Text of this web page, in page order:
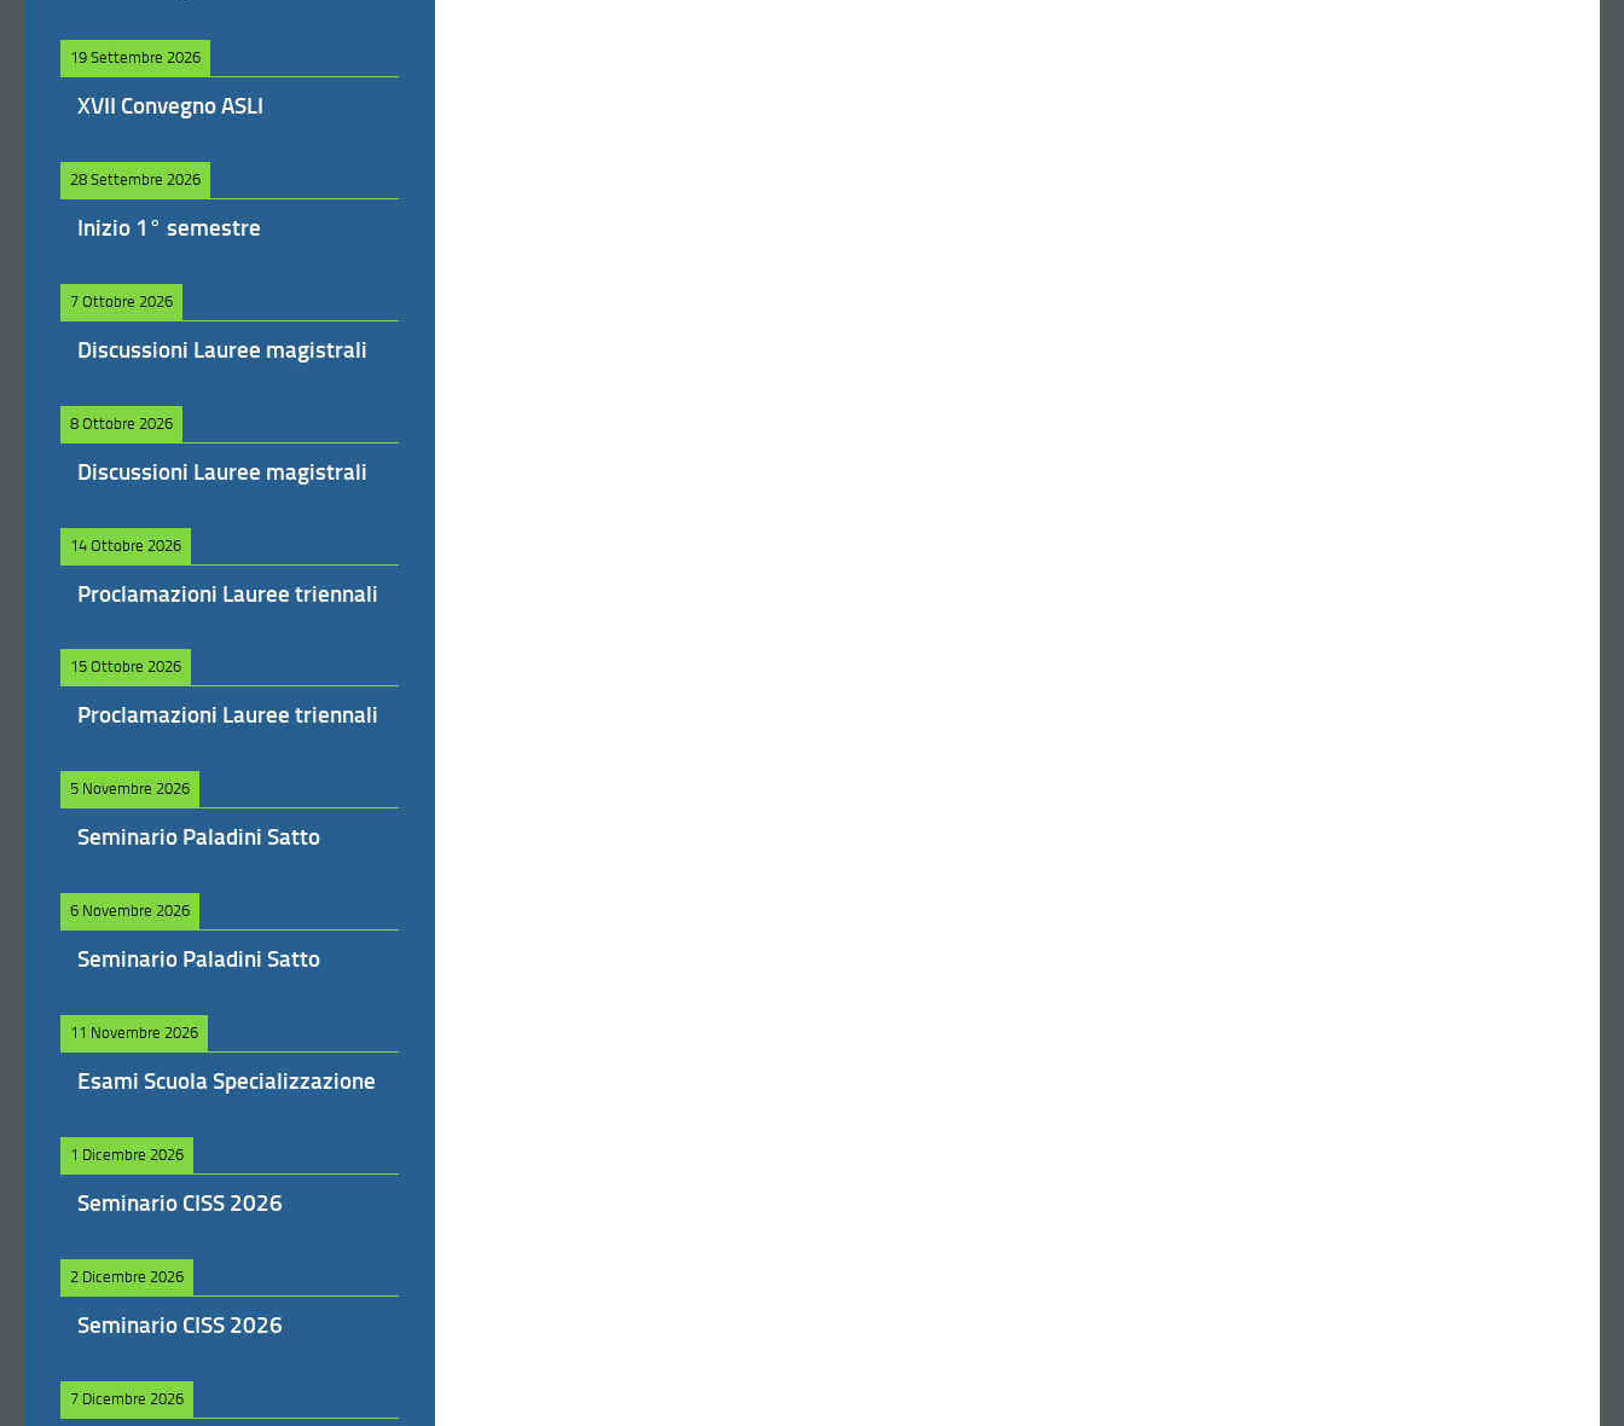
19 Settembre 2026
XVII Convegno ASLI
28 Settembre 2026
Inizio 1° semestre
7 Ottobre 2026
Discussioni Lauree magistrali
8 Ottobre 2026
Discussioni Lauree magistrali
14 Ottobre 2026
Proclamazioni Lauree triennali
15 Ottobre 2026
Proclamazioni Lauree triennali
5 Novembre 2026
Seminario Paladini Satto
6 Novembre 2026
Seminario Paladini Satto
11 Novembre 2026
Esami Scuola Specializzazione
1 Dicembre 2026
Seminario CISS 2026
2 Dicembre 2026
Seminario CISS 2026
7 Dicembre 2026